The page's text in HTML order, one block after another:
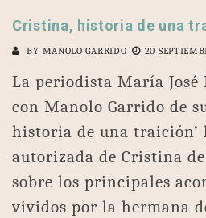
Cristina, historia de una
BY MANOLO GARRIDO 20
La periodista María José
con Manolo Garrido de
historia de una
autorizada de Cristina
sobre los principales
vividos por la hermana